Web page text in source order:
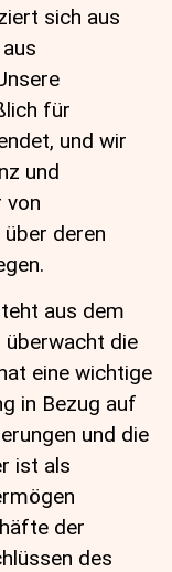
sich aus
für
und wir
und
von
deren
aus dem
überwacht die
eine wichtige
in Bezug auf
und die
ist als
der
des